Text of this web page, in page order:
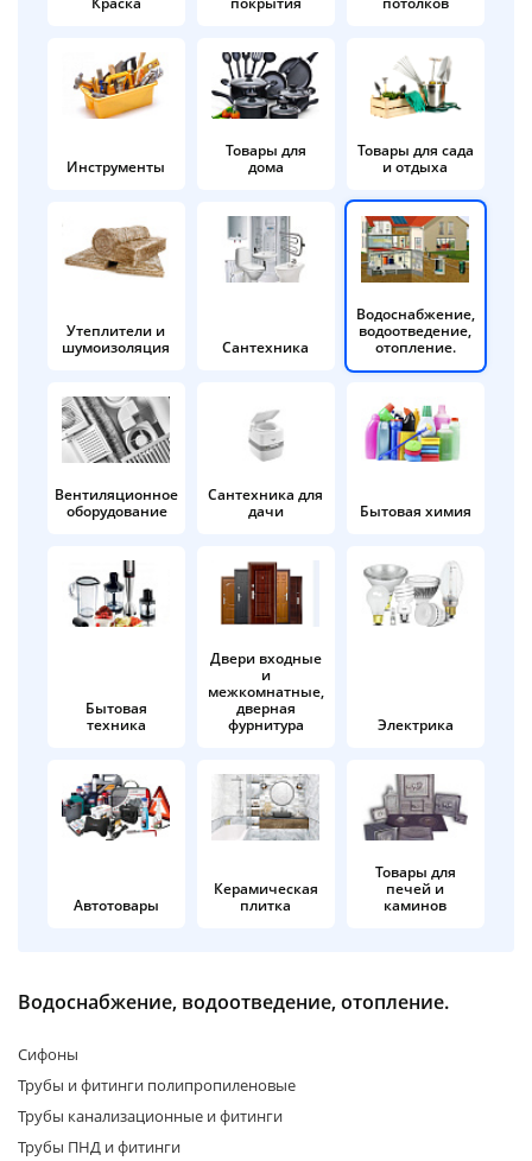
Инструменты
Товары для
дома
Товары для сада
и отдыха
Утеплители и
шумоизоляция
Сантехника
Водоснабжение,
водоотведение,
отопление.
Вентиляционное
оборудование
Сантехника для
дачи
Бытовая химия
Бытовая
техника
Двери входные
и
межкомнатные,
дверная
фурнитура
Электрика
Автотовары
Керамическая
плитка
Товары для
печей и
каминов
Водоснабжение, водоотведение, отопление.
Сифоны
Трубы и фитинги полипропиленовые
Трубы канализационные и фитинги
Трубы ПНД и фитинги
в корзину
Оплачивайте сегодня только
25% картой любого банка
Получайте товар
выбранный способом
Оставшиеся
% будут
по25%каждые 2 недели
Подробнее
об оплате Плайтом
раз в 2
недели
Остались вопросы?
8 800 302-02-51
plait.ru